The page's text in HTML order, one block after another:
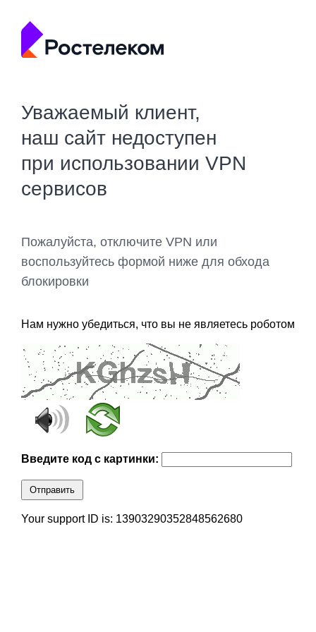
Уважаемый клиент,
наш сайт недоступен
при использовании VPN
сервисов
Пожалуйста, отключите VPN или
воспользуйтесь формой ниже для обхода
блокировки
Нам нужно убедиться, что вы не являетесь роботом
Введите код с картинки:
Отправить
Your support ID is: 13903290352848562680